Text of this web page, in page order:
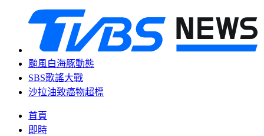
颱風白海豚動態
SBS歌謠大戰
沙拉油致癌物超標
首頁
即時